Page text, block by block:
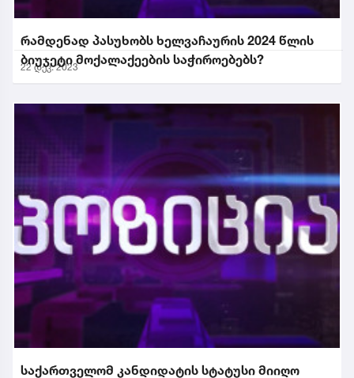
რამდენად პასუხობს ხელვაჩაურის 2024 წლის
ბიუჯეტი მოქალაქეების საჭიროებებს?
22 დეკ. 2023
საქართველომ კანდიდატის სტატუსი მიიღო